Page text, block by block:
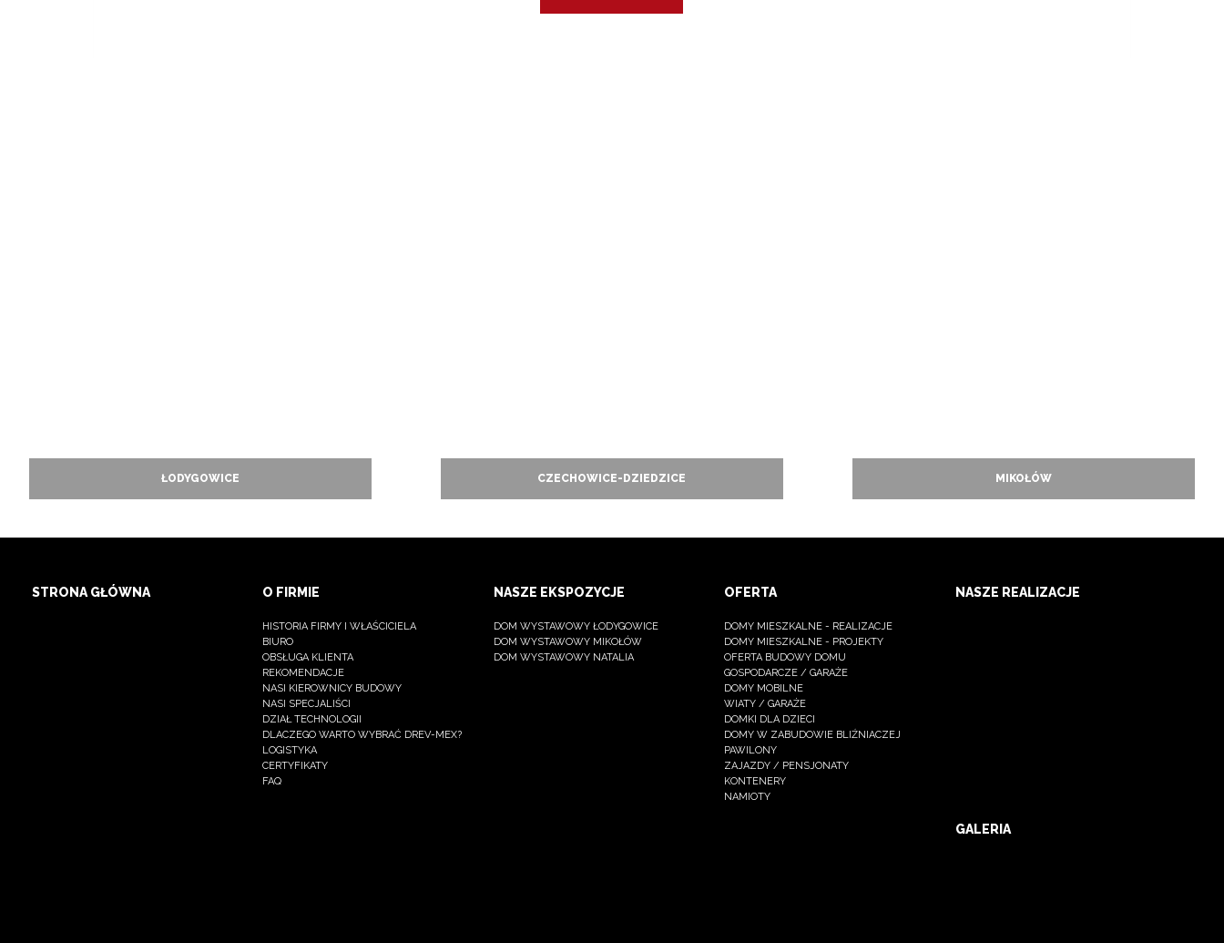
ŁODYGOWICE CZECHOWICE-DZIEDZICE MIKOŁÓW
STRONA GŁÓWNA O FIRMIE
HISTORIA FIRMY I WŁAŚCICIELA
BIURO
OBSŁUGA KLIENTA
REKOMENDACJE
NASI KIEROWNICY BUDOWY
NASI SPECJALIŚCI
DZIAŁ TECHNOLOGII
DLACZEGO WARTO WYBRAĆ DREV-MEX?
LOGISTYKA
CERTYFIKATY
FAQ
NASZE EKSPOZYCJE
DOM WYSTAWOWY ŁODYGOWICE
DOM WYSTAWOWY MIKOŁÓW
DOM WYSTAWOWY NATALIA
OFERTA
DOMY MIESZKALNE - REALIZACJE
DOMY MIESZKALNE - PROJEKTY
OFERTA BUDOWY DOMU
GOSPODARCZE / GARAŻE
DOMY MOBILNE
WIATY / GARAŻE
DOMKI DLA DZIECI
DOMY W ZABUDOWIE BLIŹNIACZEJ
PAWILONY
ZAJAZDY / PENSJONATY
KONTENERY
NAMIOTY
NASZE REALIZACJE
GALERIA